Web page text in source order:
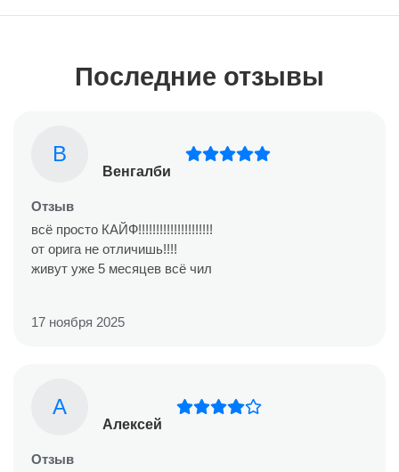
Последние отзывы
В
Венгалби
Отзыв
всё просто КАЙФ!!!!!!!!!!!!!!!!!!!!!
от орига не отличишь!!!!
живут уже 5 месяцев всё чил
17 ноября 2025
А
Алексей
Отзыв